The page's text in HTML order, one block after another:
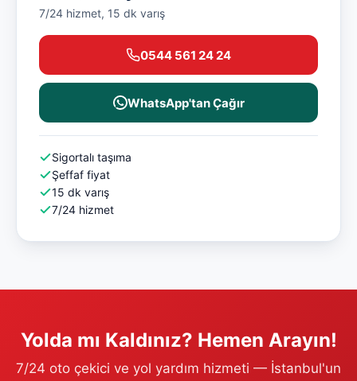
7/24 hizmet, 15 dk varış
0544 561 24 24
WhatsApp'tan Çağır
Sigortalı taşıma
Şeffaf fiyat
15 dk varış
7/24 hizmet
Yolda mı Kaldınız? Hemen Arayın!
7/24 oto çekici ve yol yardım hizmeti — İstanbul'un